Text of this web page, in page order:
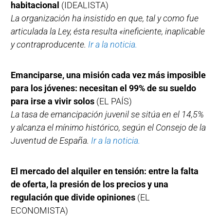
habitacional (IDEALISTA)
La organización ha insistido en que, tal y como fue
articulada la Ley, ésta resulta «ineficiente, inaplicable
y contraproducente. Ir a la noticia.
Emanciparse, una misión cada vez más imposible
para los jóvenes: necesitan el 99% de su sueldo
para irse a vivir solos (EL PAÍS)
La tasa de emancipación juvenil se sitúa en el 14,5%
y alcanza el mínimo histórico, según el Consejo de la
Juventud de España. Ir a la noticia.
El mercado del alquiler en tensión: entre la falta
de oferta, la presión de los precios y una
regulación que divide opiniones (EL
ECONOMISTA)